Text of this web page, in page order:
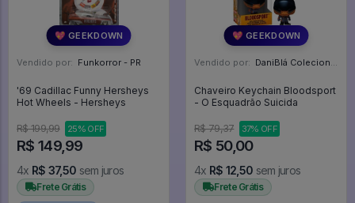
💖 GEEKDOWN
Vendido por: Funkorror - PR
'69 Cadillac Funny Hersheys
Hot Wheels - Hersheys
R$ 199,99 25% OFF
R$ 149,99
4x R$ 37,50 sem juros
Frete Grátis
💖 GEEKDOWN
Vendido por: DaniBlá Colecionáveis - SP
Chaveiro Keychain Bloodsport
- O Esquadrão Suicida
R$ 79,37 37% OFF
R$ 50,00
4x R$ 12,50 sem juros
Frete Grátis